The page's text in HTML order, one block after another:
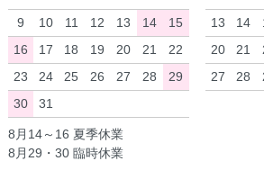
9
10 11 12 13 14
15
16
17 18 19 20 21
22
23
24 25 26 27 28
29
30
31
13
14
20
21
27
28
8月14～16 夏季休業
8月29・30 臨時休業